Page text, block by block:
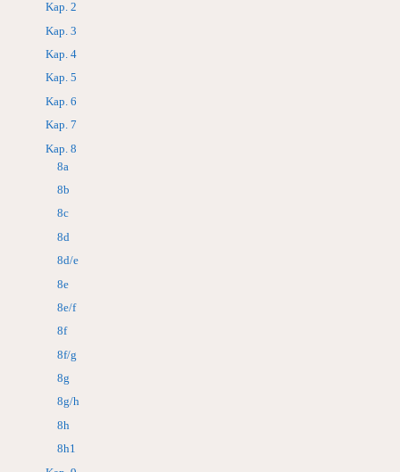
Kap. 2
Kap. 3
Kap. 4
Kap. 5
Kap. 6
Kap. 7
Kap. 8
8a
8b
8c
8d
8d/e
8e
8e/f
8f
8f/g
8g
8g/h
8h
8h1